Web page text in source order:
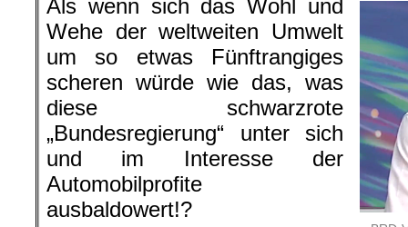
Als wenn sich das Wohl und
Wehe der weltweiten Umwelt
um so etwas Fünftrangiges
scheren würde wie das, was
diese schwarzrote
„Bundesregierung“ unter sich
und im Interesse der
Automobilprofite
ausbaldowert!?